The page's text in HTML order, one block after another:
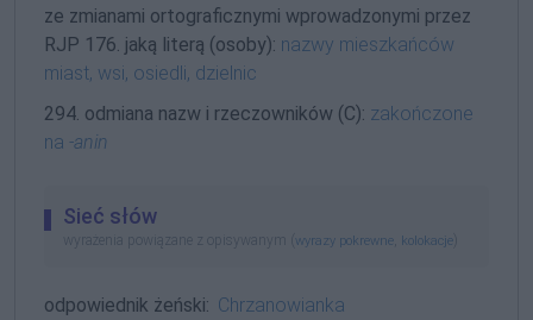
ze zmianami ortograficznymi wprowadzonymi przez
RJP 176. jaką literą (osoby): nazwy mieszkańców
miast, wsi, osiedli, dzielnic
294. odmiana nazw i rzeczowników (C): zakończone
na -anin
Sieć słów
wyrażenia powiązane z opisywanym ( wyrazy pokrewne kolokacje
odpowiednik żeński: Chrzanowianka